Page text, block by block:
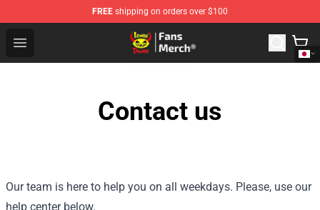
FREE shipping on orders over $100
Open menu
Lemon Demon Store - Official Lemon Demon
Contact us
Our team is here to help you on all weekdays. Please, use our
help center below.